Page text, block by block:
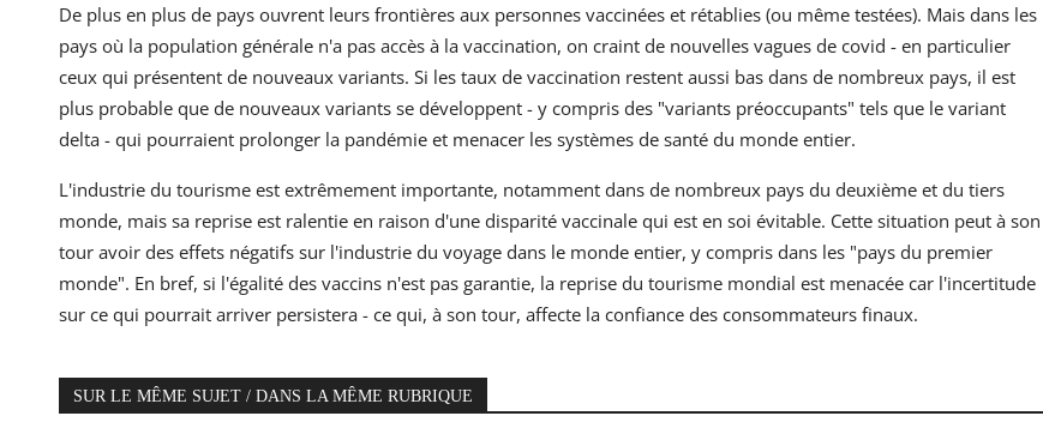
De plus en plus de pays ouvrent leurs frontières aux personnes vaccinées et rétablies (ou même testées). Mais dans les
pays où la population générale n'a pas accès à la vaccination, on craint de nouvelles vagues de covid - en particulier
ceux qui présentent de nouveaux variants. Si les taux de vaccination restent aussi bas dans de nombreux pays, il est
plus probable que de nouveaux variants se développent - y compris des "variants préoccupants" tels que le variant
delta - qui pourraient prolonger la pandémie et menacer les systèmes de santé du monde entier.
L'industrie du tourisme est extrêmement importante, notamment dans de nombreux pays du deuxième et du tiers
monde, mais sa reprise est ralentie en raison d'une disparité vaccinale qui est en soi évitable. Cette situation peut à son
tour avoir des effets négatifs sur l'industrie du voyage dans le monde entier, y compris dans les "pays du premier
monde". En bref, si l'égalité des vaccins n'est pas garantie, la reprise du tourisme mondial est menacée car l'incertitude
sur ce qui pourrait arriver persistera - ce qui, à son tour, affecte la confiance des consommateurs finaux.
SUR LE MÊME SUJET / DANS LA MÊME RUBRIQUE